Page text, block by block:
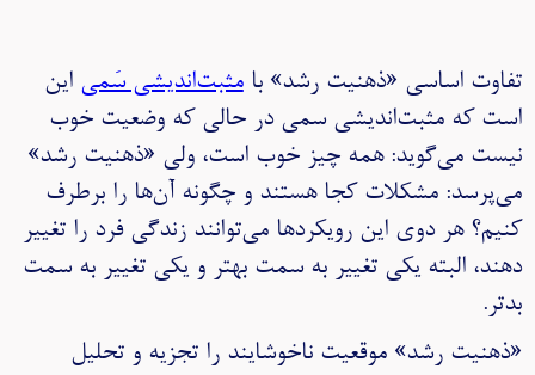
تفاوت اساسی «ذهنیت رشد» بامثبت‌اندیشی سَمی این
است که مثبت‌اندیشی سمی در حالی که وضعیت خوب
نیست می‌گوید: همه چیز خوب است، ولی «ذهنیت رشد»
می‌پرسد: مشکلات کجا هستند و چگونه آن‌ها را برطرف
کنیم؟ هر دوی این رویکردها می‌توانند زندگی فرد را تغییر
دهند، البته یکی تغییر به سمت بهتر و یکی تغییر به سمت
بدتر.
«ذهنیت رشد» موقعیت ناخوشایند را تجزیه و تحلیل